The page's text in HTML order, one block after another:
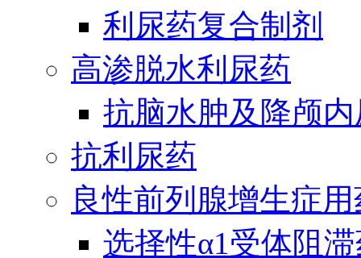
利尿药复合制剂
高渗脱水利尿药
抗脑水肿及降颅
抗利尿药
良性前列腺增生症
选择性α1受体阻